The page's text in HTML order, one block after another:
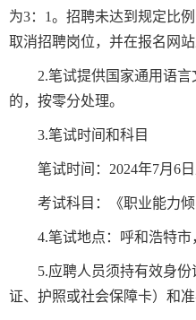
为3：1。招聘未达到规定比
取消招聘岗位，并在报名网
2.笔试提供国家通用语
的，按零分处理。
3.笔试时间和科目
笔试时间：2024年7月6
考试科目：《职业能力倾
4.笔试地点：呼和浩特市
5.应聘人员须持有效身
证、护照或社会保障卡）和准